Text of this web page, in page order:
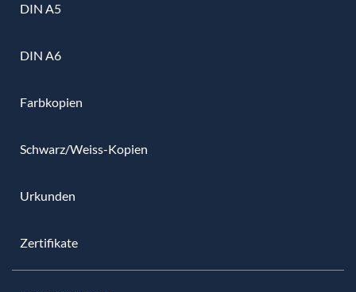
DIN A5
DIN A6
Farbkopien
Schwarz/Weiss-Kopien
Urkunden
Zertifikate